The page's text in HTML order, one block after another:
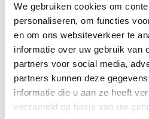
We gebruiken cookies om
personaliseren, om functies
en om ons websiteverkeer te
informatie over uw gebruik van
partners voor social media,
partners kunnen deze
informatie die u aan ze heeft
verzameld op basis van uw
een eindejaarsuitkering
vakantietoeslag
ruimte om jezelf te
kort in dienst bent,
Academy
Vragen over de
Marketing en